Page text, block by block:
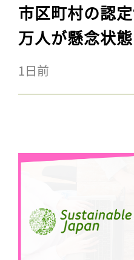
市区町村の認
万人が懸念状態
1日前